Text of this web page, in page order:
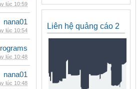
lúc 10:59
nana01
lúc 10:54
lúc 10:48
nana01
lúc 10:48
Liên hệ quảng cáo 2